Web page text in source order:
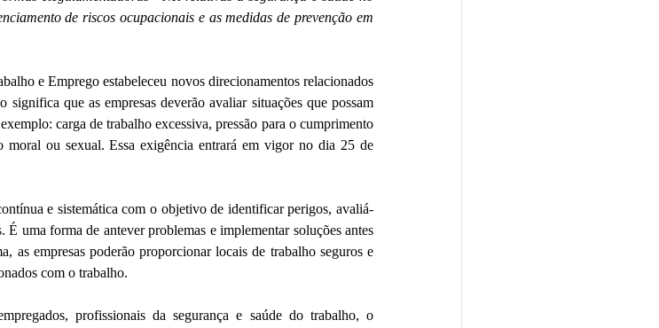
de riscos ocupacionais e as medidas de prevenção em
e Emprego estabeleceu novos direcionamentos relacionados
significa que as empresas deverão avaliar situações que possam
carga de trabalho excessiva, pressão para o cumprimento
moral ou sexual. Essa exigência entrará em vigor no dia 25 de
e sistemática com o objetivo de identificar perigos, avaliá-
uma forma de antever problemas e implementar soluções antes
as empresas poderão proporcionar locais de trabalho seguros e
com o trabalho.
profissionais da segurança e saúde do trabalho, o